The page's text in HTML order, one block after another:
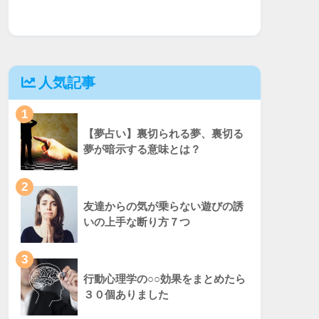
人気記事
1
【夢占い】裏切られる夢、裏切る
夢が暗示する意味とは？
2
友達からの気が乗らない遊びの誘
いの上手な断り方７つ
3
行動心理学の○○効果をまとめたら
３０個ありました